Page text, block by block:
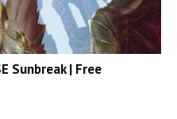
Sunbreak | Free